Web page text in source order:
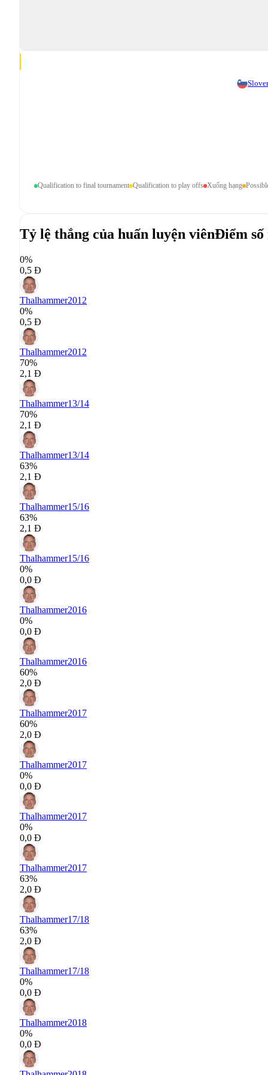
Qualification to final tournament Qualification to play offs Xuống hạng
Tỷ lệ thắng của huấn luyện viênĐiểm
0%
0,5 Đ
Thalhammer2012
0%
0,5 Đ
Thalhammer2012
70%
2,1 Đ
Thalhammer13/14
70%
2,1 Đ
Thalhammer13/14
63%
2,1 Đ
Thalhammer15/16
63%
2,1 Đ
Thalhammer15/16
0%
0,0 Đ
Thalhammer2016
0%
0,0 Đ
Thalhammer2016
60%
2,0 Đ
Thalhammer2017
60%
2,0 Đ
Thalhammer2017
0%
0,0 Đ
Thalhammer2017
0%
0,0 Đ
Thalhammer2017
63%
2,0 Đ
Thalhammer17/18
63%
2,0 Đ
Thalhammer17/18
0%
0,0 Đ
Thalhammer2018
0%
0,0 Đ